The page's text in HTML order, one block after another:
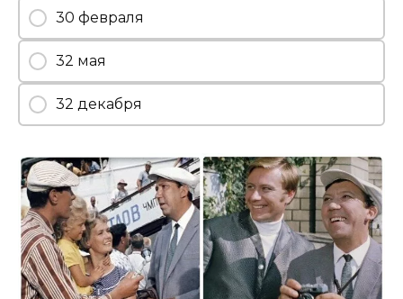
30 февраля
32 мая
32 декабря